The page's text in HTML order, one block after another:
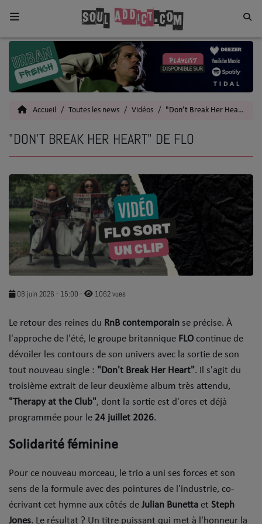
Home
Toutes les News
Actu
Interviews
Talents
Top 5
Dans la Street
C quoi ton Actu ?
Dans ton Téléphone
URBAN CULTURE
Sport
Accueil Toutes les news Vidéos "Don’t Break Her Heart" de FLO
"DON’T BREAK HER HEART" DE FLO
08 juin 2026 - 15:00 - 1062 vues
​Le retour des reines du RnB contemporain se précise. À
l'approche de l'été, le groupe britannique FLO continue de
dévoiler les contours de son univers avec la sortie de son
tout nouveau single : "Don't Break Her Heart". ​Il s'agit du
troisième extrait de leur deuxième album très attendu,
"Therapy at the Club", dont la sortie est d'ores et déjà
programmée pour le 24 juillet 2026.
Solidarité féminine
​Pour ce nouveau morceau, le trio a uni ses forces et son
sens de la formule avec des pointures de l'industrie, co-
écrivant cet hymne aux côtés de Julian Bunetta et Steph
Jones. Le résultat ? Un titre puissant qui met à l'honneur la